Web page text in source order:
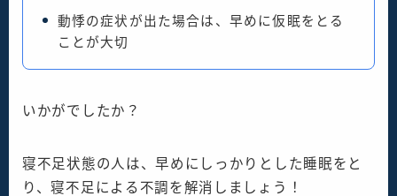
動悸の症状が出た場合は、早めに仮眠をとる
ことが大切
いかがでしたか？
寝不足状態の人は、早めにしっかりとした睡眠をと
り、寝不足による不調を解消しましょう！